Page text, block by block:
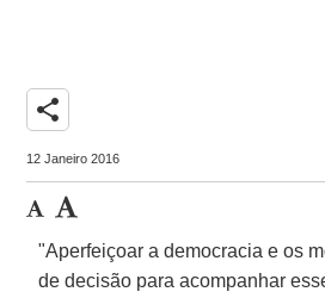
share
12 Janeiro 2016
"Aperfeiçoar a democracia e os
de decisão para acompanhar